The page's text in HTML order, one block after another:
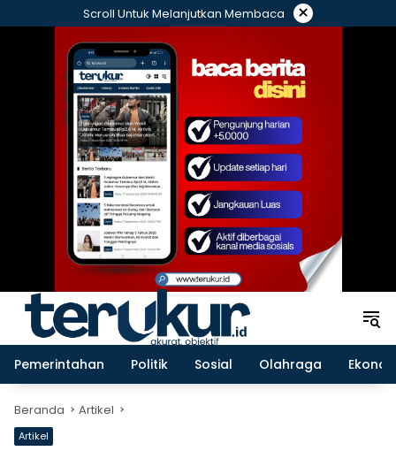
ke
Scroll Untuk Melanjutkan Membaca ×
Pemerintahan Politik Sosial Olahraga
Beranda Artikel
Artikel